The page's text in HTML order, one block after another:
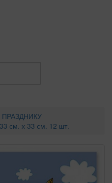
см. х 33 см. 12 шт.